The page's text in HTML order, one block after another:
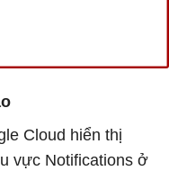
Cloud hiển thị
vực Notifications ở